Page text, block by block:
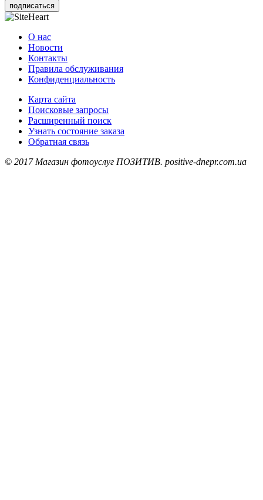
подписаться
О нас
Новости
Контакты
Правила обслуживания
Конфиденциальность
Карта сайта
Поисковые запросы
Расширенный поиск
Узнать состояние заказа
Обратная связь
© 2017 Магазин фотоуслуг ПОЗИТИВ. positive-dnepr.com.ua